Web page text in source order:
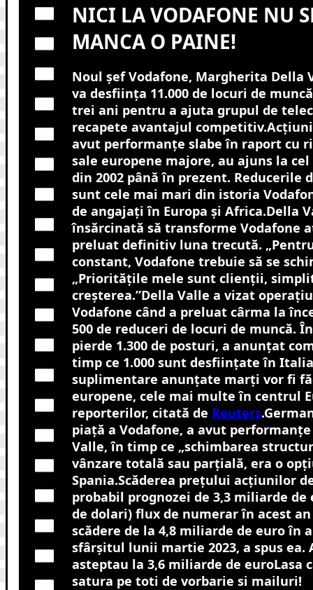
NICI LA VODAFONE NU
MANCA O PAINE!
Noul șef Vodafone, Margherita Della
va desființa 11.000 de locuri de
trei ani pentru a ajuta grupul de
recapete avantajul competitiv.
avut performanțe slabe în raport cu
sale europene majore, au ajuns la
din 2002 până în prezent. Reducerile
sunt cele mai mari din istoria
de angajați în Europa și Africa.Della
însărcinată să transforme Vodafone
preluat definitiv luna trecută.
constant, Vodafone trebuie să se
„Prioritățile mele sunt clienții,
creșterea.”Della Valle a vizat
Vodafone când a preluat cârma la
500 de reduceri de locuri de muncă.
pierde 1.300 de posturi, a anunțat
timp ce 1.000 sunt desființate în
suplimentare anunțate marți vor fi
europene, cele mai multe în centrul
reporterilor, citată de Reuters
piață a Vodafone, a avut performanțe
Valle, în timp ce „schimbarea
vânzare totală sau parțială, era o
Spania.Scăderea prețului acțiunilor
probabil prognozei de 3,3 miliarde de
de dolari) flux de numerar în acest
scădere de la 4,8 miliarde de euro în
sfârșitul lunii martie 2023, a spus ea.
asteptau la 3,6 miliarde de euroLasa
satura pe toti de vorbarie si mailuri!